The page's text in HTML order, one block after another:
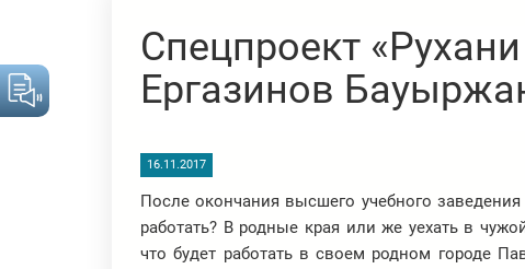
Спецпроект
Ергазинов
16.11.2017
После окончания высшего учебного
работать? В родные края или же уехать в
что будет работать в своем родном городе